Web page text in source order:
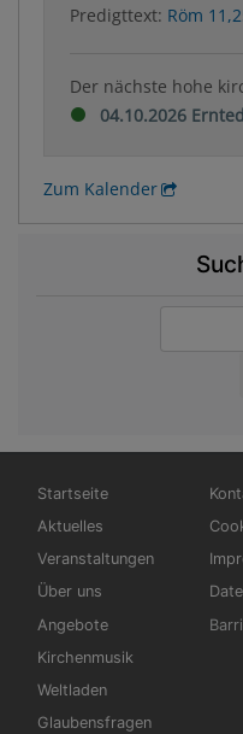
Predigttext: Röm
Der nächste hohe
04.10.2026
Zum Kalender
Hauptnavigation
Startseite
Aktuelles
Veranstaltungen
Über uns
Angebote
Kirchenmusik
Weltladen
Glaubensfragen